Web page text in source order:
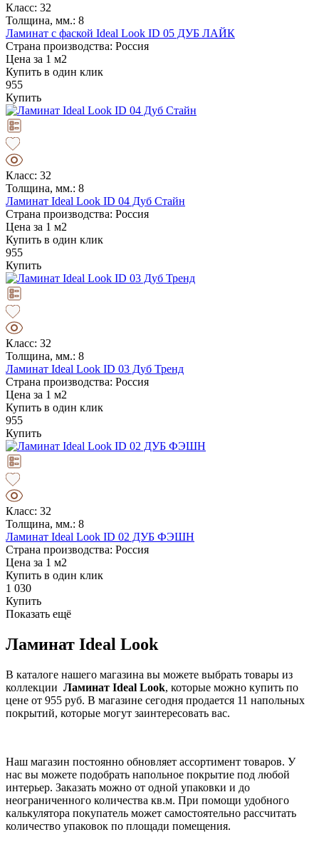
Класс: 32
Толщина, мм.: 8
Ламинат с фаской Ideal Look ID 05 ДУБ ЛАЙК
Страна производства: Россия
Цена за 1 м2
Купить в один клик
955
Купить
Класс: 32
Толщина, мм.: 8
Ламинат Ideal Look ID 04 Дуб Стайн
Страна производства: Россия
Цена за 1 м2
Купить в один клик
955
Купить
Класс: 32
Толщина, мм.: 8
Ламинат Ideal Look ID 03 Дуб Тренд
Страна производства: Россия
Цена за 1 м2
Купить в один клик
955
Купить
Класс: 32
Толщина, мм.: 8
Ламинат Ideal Look ID 02 ДУБ ФЭШН
Страна производства: Россия
Цена за 1 м2
Купить в один клик
1 030
Купить
Показать ещё
Ламинат Ideal Look
В каталоге нашего магазина вы можете выбрать товары из
коллекции Ламинат Ideal Look, которые можно купить по
цене от 955 руб. В магазине сегодня продается 11 напольных
покрытий, которые могут заинтересовать вас.
Наш магазин постоянно обновляет ассортимент товаров. У
нас вы можете подобрать напольное покрытие под любой
интерьер. Заказать можно от одной упаковки и до
неограниченного количества кв.м. При помощи удобного
калькулятора покупатель может самостоятельно рассчитать
количество упаковок по площади помещения.